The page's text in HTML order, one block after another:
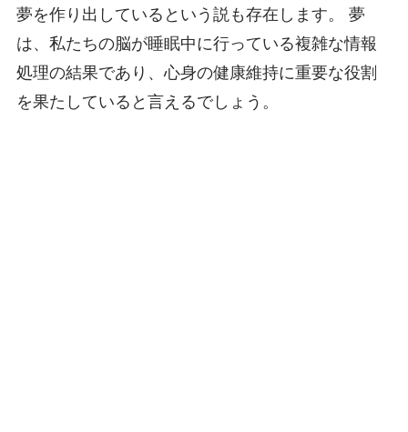
夢を作り出しているという説も存在します。 夢
は、私たちの脳が睡眠中に行っている複雑な情報
処理の結果であり、心身の健康維持に重要な役割
を果たしていると言えるでしょう。